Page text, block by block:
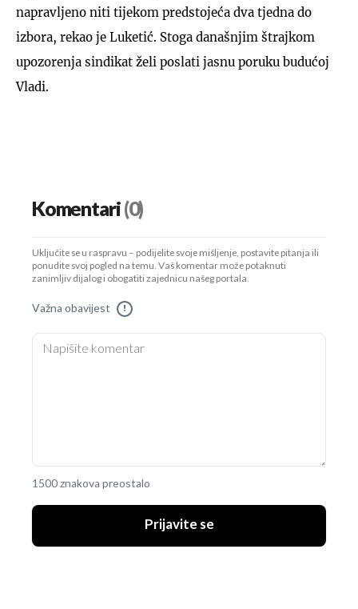
napravljeno niti tijekom predstojeća dva tjedna do
izbora, rekao je Luketić. Stoga današnjim štrajkom
upozorenja sindikat želi poslati jasnu poruku budućoj
Vladi.
Komentari(0)
Uključite se u raspravu – podijelite svoje mišljenje, postavite pitanja ili
ponudite svoj pogled na temu. Vaš komentar može potaknuti
zanimljiv dijalog i obogatiti zajednicu našeg portala.
Važna obavijest !
1500 znakova preostalo
Prijavite se